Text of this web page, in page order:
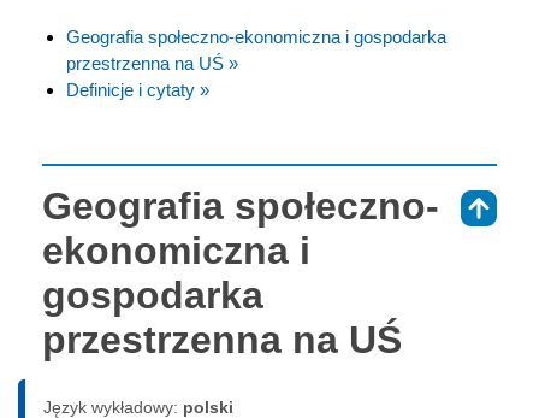
Geografia społeczno-ekonomiczna i gospodarka
przestrzenna na UŚ »
Definicje i cytaty »
Geografia społeczno-
ekonomiczna i
gospodarka
przestrzenna na UŚ
Język wykładowy: polski